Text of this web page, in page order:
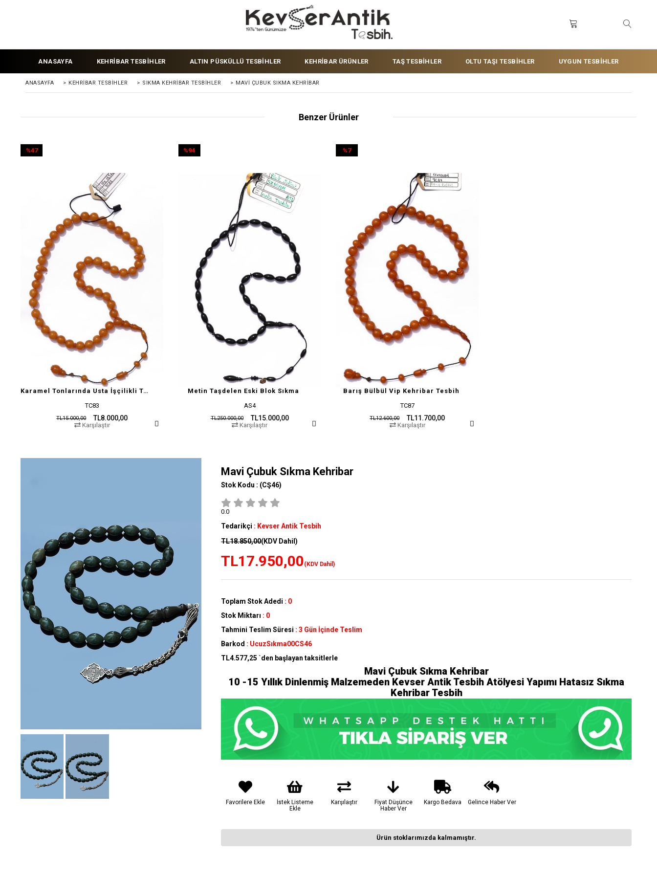
ANASAYFA KEHRİBAR TESBİHLER ALTIN PÜSKÜLLÜ TESBİHLER KEHRİBAR ÜRÜNLER TAŞ TESBİHLER OLTU TAŞI TESBİHLER UYGUN TESBİHLER
ANASAYFA > KEHRIBAR TESBIHLER > SIKMA KEHRİBAR TESBİHLER > MAVI ÇUBUK SIKMA KEHRIBAR
Benzer Ürünler
Karamel Tonlarında Usta İşçilikli Tesbih
TC83
TL8.000,00
TL15.000,00
%47
Karşılaştır
Metin Taşdelen Eski Blok Sıkma
AS4
TL15.000,00
TL250.000,00
%94
Karşılaştır
Barış Bülbül Vip Kehribar Tesbih
TC87
TL11.700,00
TL12.600,00
%7
Karşılaştır
Mavi Çubuk Sıkma Kehribar
Stok Kodu : (CŞ46)
0.0
Tedarikçi : Kevser Antik Tesbih
TL18.850,00(KDV Dahil)
TL17.950,00(KDV Dahil)
Toplam Stok Adedi : 0
Stok Miktarı : 0
Tahmini Teslim Süresi : 3 Gün İçinde Teslim
Barkod : UcuzSıkma00CS46
TL4.577,25 `den başlayan taksitlerle
Mavi Çubuk Sıkma Kehribar
10 -15 Yıllık Dinlenmiş Malzemeden Kevser Antik Tesbih Atölyesi Yapımı Hatasız Sıkma
Kehribar Tesbih
Favorilere Ekle
İstek Listeme
Ekle
Karşılaştır
Fiyat Düşünce
Haber Ver
Kargo Bedava Gelince Haber Ver
Ürün stoklarımızda kalmamıştır.